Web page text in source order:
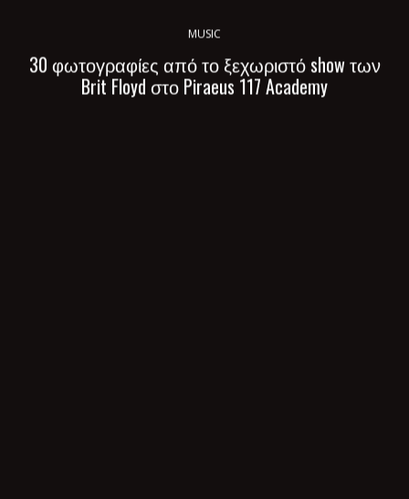
MUSIC
30 φωτογραφίες από το ξεχωριστό show των
Brit Floyd στο Piraeus 117 Academy